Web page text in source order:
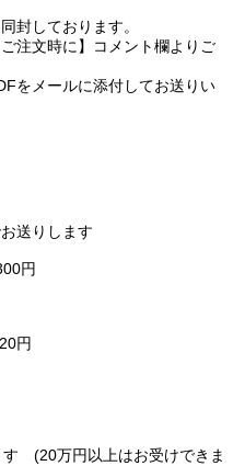
封しております。
注文時に】コメント欄よりご
をメールに添付してお送りい
送りします
円
円
(20万円以上はお受けできま